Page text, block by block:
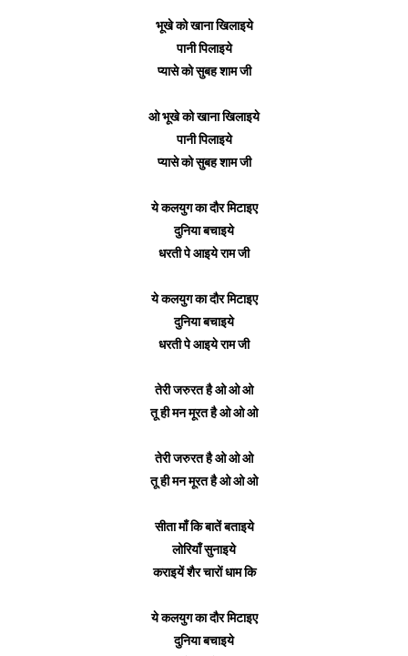
भूखे को खाना खिलाइये
पानी पिलाइये
प्यासे को सुबह शाम जी
ओ भूखे को खाना खिलाइये
पानी पिलाइये
प्यासे को सुबह शाम जी
ये कलयुग का दौर मिटाइए
दुनिया बचाइये
धरती पे आइये राम जी
ये कलयुग का दौर मिटाइए
दुनिया बचाइये
धरती पे आइये राम जी
तेरी जरुरत है ओ ओ ओ
तू ही मन मूरत है ओ ओ ओ
तेरी जरुरत है ओ ओ ओ
तू ही मन मूरत है ओ ओ ओ
सीता माँ कि बातें बताइये
लोरियाँ सुनाइये
कराइयें शैर चारों धाम कि
ये कलयुग का दौर मिटाइए
दुनिया बचाइये